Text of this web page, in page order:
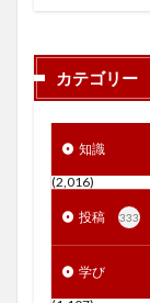
カテゴリー
知識
(2,016)
投稿 333
学び